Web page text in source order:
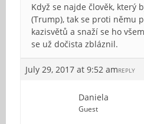
Když se najde člověk, který
(Trump), tak se proti němu
kazisvětů a snaží se ho
se už dočista zbláznil.
July 29, 2017 at 9:52 amREPLY
Daniela
Guest